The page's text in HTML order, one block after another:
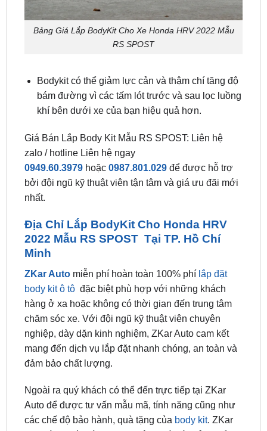
RS SPOST
Bodykit có thể giảm lực cản và thậm chí tăng độ
khí bên dưới xe của bạn hiệu quả hơn.
Giá Bán Lắp Body Kit Mẫu RS SPOST: Liên hệ
0949.60.3979hoặc0987.801.029để được hỗ trợ
bởi đội ngũ kỹ thuật viên tận tâm và giá ưu đãi mới
nhất.
Địa Chỉ Lắp BodyKit Cho Honda HRV
Minh
ZKar Automiễn phí hoàn toàn 100% phílắp đặt
body kit ô tô
hàng ở xa hoặc không có thời gian đến trung tâm
chăm sóc xe. Với đội ngũ kỹ thuật viên chuyên
nghiệp, dày dặn kinh nghiệm, ZKar Auto cam kết
mang đến dịch vụ lắp đặt nhanh chóng, an toàn và
đảm bảo chất lượng.
Ngoài ra quý khách có thể đến trực tiếp tại ZKar
các chế độ bảo hành, quà tặng của body kit. ZKar
Auto là đại lý chính hãng phân phối các sản phẩm
body kitthông minh uy tính, vì vậy luôn cam kết chất